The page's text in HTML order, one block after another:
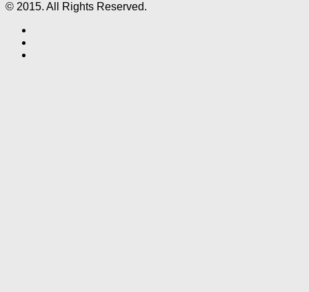
© 2015. All Rights Reserved.